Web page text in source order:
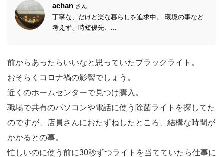
achan さん
丁寧な、だけど楽な暮らしを追求中。 環境の事など
考えず、時短優先、...
前からあったらいいなと思っていたブラックライト。
おそらくコロナ禍の影響でしょう。
近くのホームセンターで見つけ購入。
職場で共有のパソコンや電話に使う除菌ライトを探してた
のですが、店員さんにおたずねしたところ、結構な時間が
かかるとの事。
忙しいのに使う前に30秒ずつライトを当てていたら仕事に